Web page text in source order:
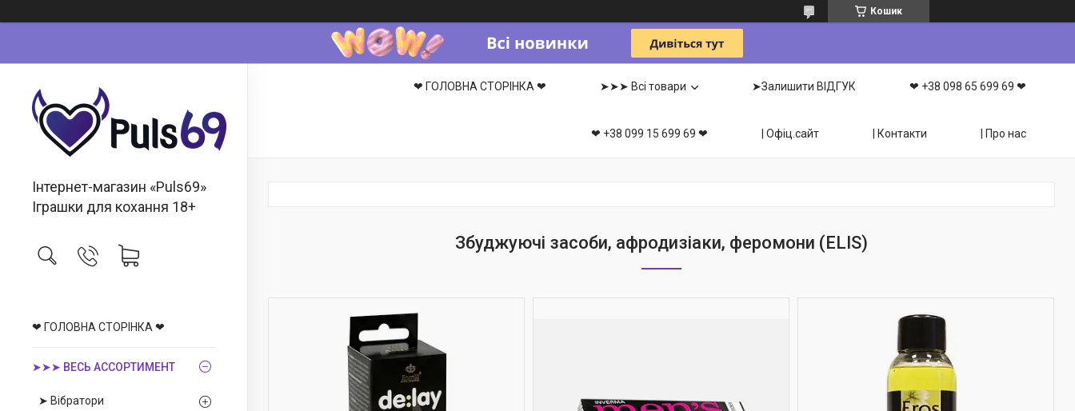
Кошик
Інтернет-магазин «Puls69»
Іграшки для кохання 18+
❤ ГОЛОВНА СТОРІНКА ❤
➤➤➤ ВЕСЬ АССОРТИМЕНТ
➤ Вібратори
❤ ГОЛОВНА СТОРІНКА ❤ ➤➤➤ Всі товари ➤Залишити ВІДГУК ❤ +38 098 65 699 69 ❤
❤ +38 099 15 699 69 ❤ | Офіц.сайт | Контакти | Про нас
Збуджуючі засоби, афродизіаки, феромони (ELIS)